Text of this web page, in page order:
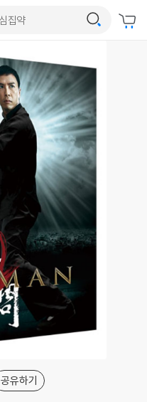
공유하기